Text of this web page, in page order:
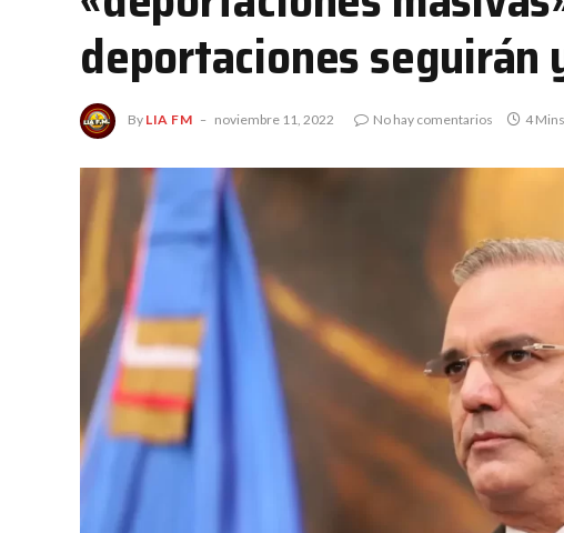
deportaciones seguirán
By LIA FM noviembre 11, 2022 No hay comentarios 4